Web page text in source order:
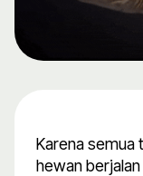
Karena semua
hewan